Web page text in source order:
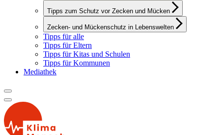
Tipps zum Schutz vor Zecken und Mücken
Zecken- und Mückenschutz in Lebenswelten
Tipps für alle
Tipps für Eltern
Tipps für Kitas und Schulen
Tipps für Kommunen
Mediathek